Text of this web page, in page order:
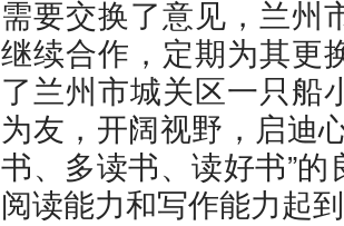
需要交换了意见，兰州
继续合作，定期为其更
了兰州市城关区一只船
为友，开阔视野，启迪
书、多读书、读好书”
阅读能力和写作能力起